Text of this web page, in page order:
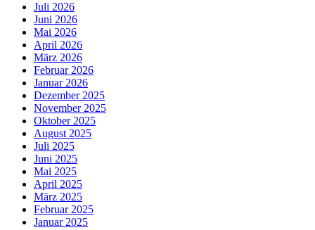
Juli 2026
Juni 2026
Mai 2026
April 2026
März 2026
Februar 2026
Januar 2026
Dezember 2025
November 2025
Oktober 2025
August 2025
Juli 2025
Juni 2025
Mai 2025
April 2025
März 2025
Februar 2025
Januar 2025